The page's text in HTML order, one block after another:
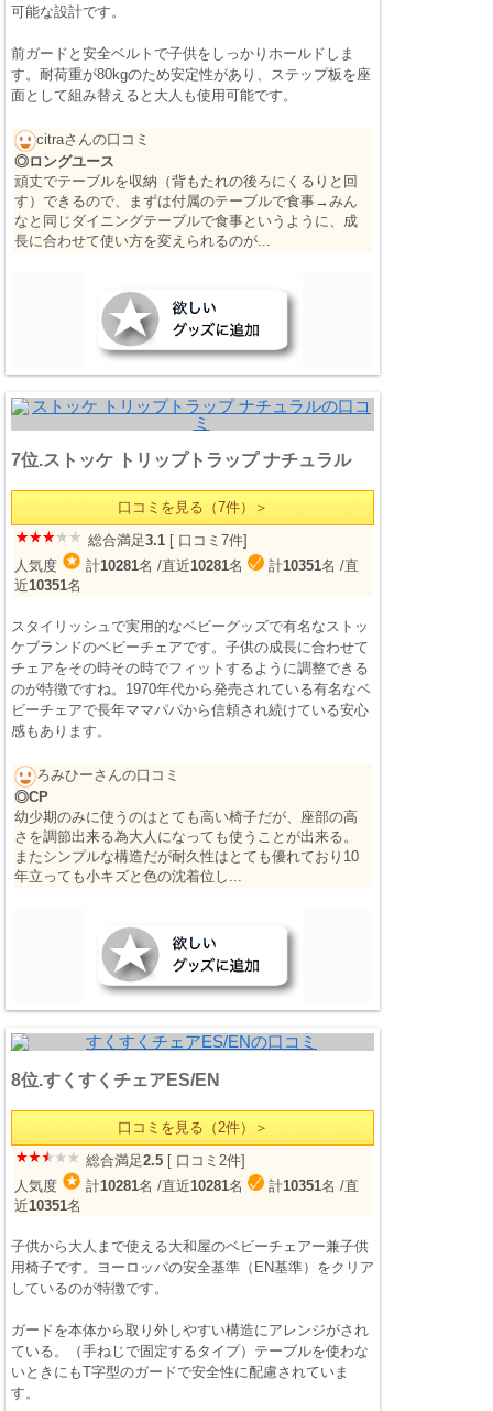
可能な設計です。
前ガードと安全ベルトで子供をしっかりホールドしま
す。耐荷重が80kgのため安定性があり、ステップ板を座
面として組み替えると大人も使用可能です。
citraさんの口コミ
◎ロングユース
頑丈でテーブルを収納（背もたれの後ろにくるりと回
す）できるので、まずは付属のテーブルで食事→みん
なと同じダイニングテーブルで食事というように、成
長に合わせて使い方を変えられるのが...
7位.ストッケ トリップトラップ ナチュラル
口コミを見る（7件）＞
総合満足3.1 [ 口コミ7件]
人気度
計10281名 /直近10281名 計10351名 /直
近10351名
スタイリッシュで実用的なベビーグッズで有名なストッ
ケブランドのベビーチェアです。子供の成長に合わせて
チェアをその時その時でフィットするように調整できる
のが特徴ですね。1970年代から発売されている有名なベ
ビーチェアで長年ママパパから信頼され続けている安心
感もあります。
ろみひーさんの口コミ
◎CP
幼少期のみに使うのはとても高い椅子だが、座部の高
さを調節出来る為大人になっても使うことが出来る。
またシンプルな構造だが耐久性はとても優れており10
年立っても小キズと色の沈着位し...
8位.すくすくチェアES/EN
口コミを見る（2件）＞
総合満足2.5 [ 口コミ2件]
人気度
計10281名 /直近10281名 計10351名 /直
近10351名
子供から大人まで使える大和屋のベビーチェアー兼子供
用椅子です。ヨーロッパの安全基準（EN基準）をクリア
しているのが特徴です。
ガードを本体から取り外しやすい構造にアレンジがされ
ている。（手ねじで固定するタイプ）テーブルを使わな
いときにもT字型のガードで安全性に配慮されていま
す。